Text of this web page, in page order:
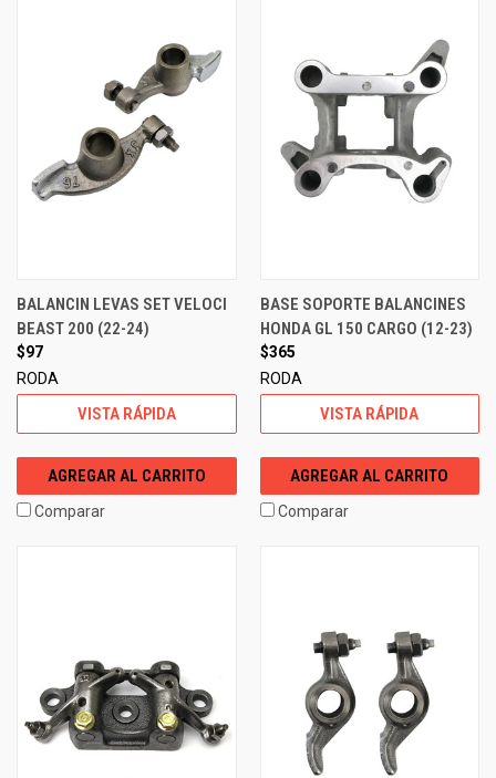
BALANCIN LEVAS SET VELOCI
BEAST 200 (22-24)
$97
RODA
VISTA RÁPIDA
AGREGAR AL CARRITO
Comparar
BASE SOPORTE BALANCINES
HONDA GL 150 CARGO (12-23)
$365
RODA
VISTA RÁPIDA
AGREGAR AL CARRITO
Comparar